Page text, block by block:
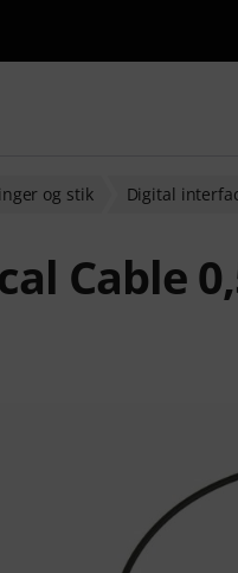
og stik Digital
Cable
stjerner fra 333